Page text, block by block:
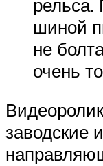
рельса.
шиной
не
очень
заводские